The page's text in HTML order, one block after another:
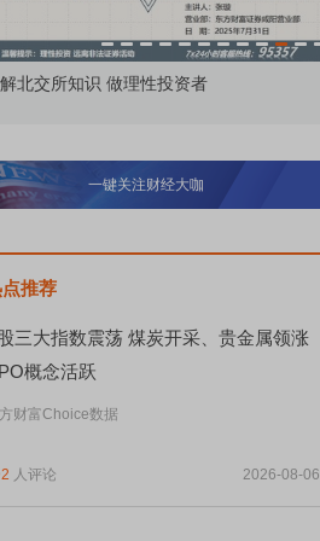
委托那么多种，究竟怎么用？
一键关注财经大咖
推荐
三大指数震荡 煤炭开采、贵金属领涨
概念活跃
财富Choice数据
人评论 2026-08-06